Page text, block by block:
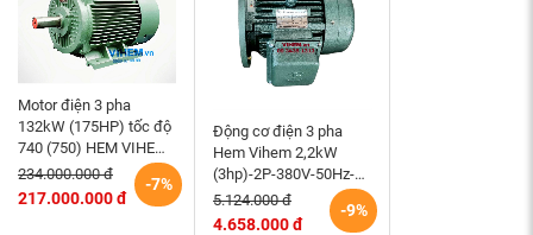
Motor điện 3 pha
132kW (175HP) tốc độ
740 (750) HEM VIHEM
(Việt Hung) điện cơ Hà
Nội
-7%
234.000.000 đ
217.000.000 đ
Động cơ điện 3 pha
Hem Vihem 2,2kW
(3hp)-2P-380V-50Hz-
3K100S2-B5- tốc độ
2860~3000 r/min (kiểu
-9%
5.124.000 đ
4.658.000 đ